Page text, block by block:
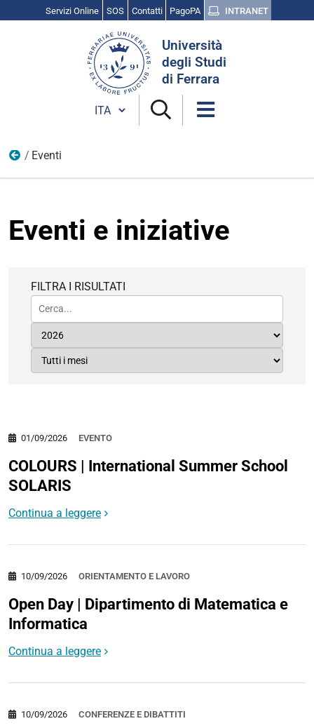
Servizi Online SOS Contatti PagoPA INTRANET
Università
degli Studi
di Ferrara
Cambia lingua
Home
Eventi
Eventi e iniziative
FILTRA I RISULTATI
EVENTO
01/09/2026
COLOURS | International Summer School
SOLARIS
Continua a leggere
ORIENTAMENTO E LAVORO
10/09/2026
Open Day | Dipartimento di Matematica e
Informatica
Continua a leggere
CONFERENZE E DIBATTITI
10/09/2026